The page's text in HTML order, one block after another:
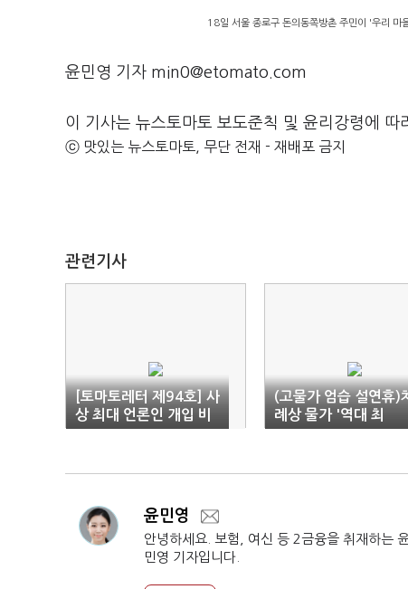
18일 서울 종로구 돈의동쪽방촌 주민이 '우리 마
윤민영 기자 min0@etomato.com
이 기사는 뉴스토마토 보도준칙 및 윤리강령에 따
ⓒ 맛있는 뉴스토마토, 무단 전재 - 재배포 금지
관련기사
[토마토레터 제94호] 사
상 최대 언론인 개입 비
리(2편) 김만배의 문어
(고물가 엄습 설연휴)
례상 물가 '역대 최
고'…"서민 고통 가중"
윤민영
안녕하세요. 보험, 여신 등 2금융을 취재하는
민영 기자입니다.